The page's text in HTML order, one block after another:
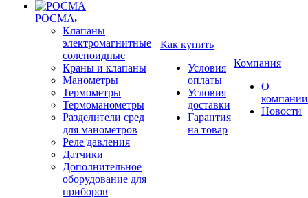
РОСМА
Клапаны
электромагнитные
соленоидные
Краны и клапаны
Манометры
Термометры
Термоманометры
Разделители сред
для манометров
Реле давления
Датчики
Дополнительное
оборудование для
приборов
Как купить
Условия
оплаты
Условия
доставки
Гарантия
на товар
Компания
О
компании
Новости